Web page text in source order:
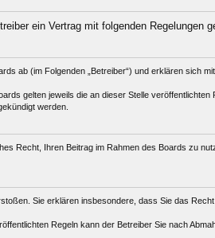
ein Vertrag mit folgenden Regelungen
ab (im Folgenden „Betreiber“) und erklären sich
gelten jeweils die an dieser Stelle veröffentlichten
werden.
Recht, Ihren Beitrag im Rahmen des Boards zu
Sie erklären insbesondere, dass Sie das
Regeln kann der Betreiber Sie nach